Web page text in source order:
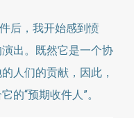
后，我开始感到愤
出。既然它是一个协
人们的贡献，因此，
的“预期收件人”。